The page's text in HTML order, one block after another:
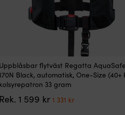
Den
här
produkten
har
flera
Uppblåsbar flytväst Regatta
Black, automatisk, One-Size (40+
kolsyrepatron 33 gram
Rek. 1 599 krDet
1 331 krDet